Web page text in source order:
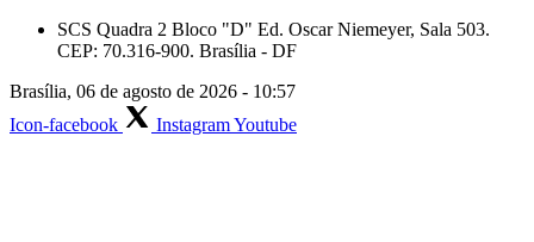
Skip
SCS Quadra 2 Bloco "D" Ed. Oscar Niemeyer, Sala 503.
CEP: 70.316-900. Brasília - DF
Brasília, 06 de agosto de 2026 - 10:57
Icon-facebook
InstagramYoutube